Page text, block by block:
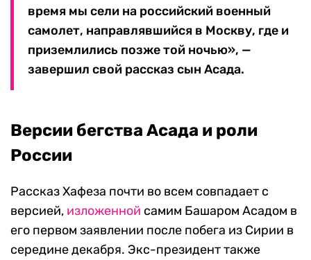
время мы сели на российский военный
самолет, направлявшийся в Москву, где и
приземлились позже той ночью», —
завершил свой рассказ сын Асада.
Версии бегства Асада и роли
России
Рассказ Хафеза почти во всем совпадает с
версией, изложенной самим Башаром Асадом в
его первом заявлении после побега из Сирии в
середине декабря. Экс-президент также